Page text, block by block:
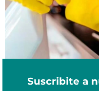
Suscribite a